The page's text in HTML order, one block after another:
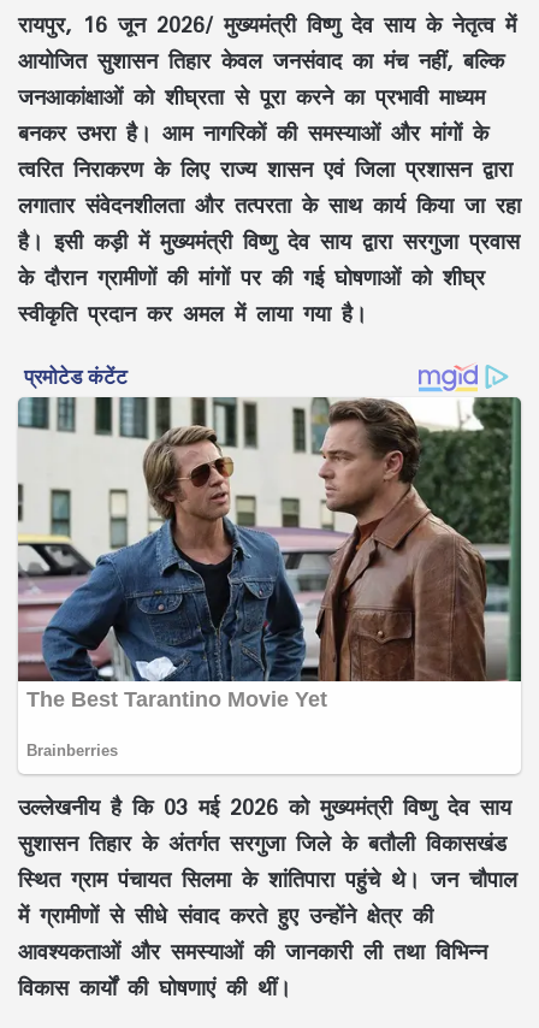
रायपुर, 16 जून 2026/ मुख्यमंत्रीविष्णु देव सायके नेतृत्व में
आयोजितसुशासन तिहारकेवल जनसंवाद का मंच नहीं, बल्कि
जनआकांक्षाओं को शीघ्रता से पूरा करने का प्रभावी माध्यम
बनकर उभरा है। आम नागरिकों की समस्याओं और मांगों के
त्वरित निराकरण के लिए राज्य शासन एवं जिला प्रशासन द्वारा
लगातार संवेदनशीलता और तत्परता के साथ कार्य किया जा रहा
है। इसी कड़ी में मुख्यमंत्रीविष्णु देव सायद्वारा सरगुजा प्रवास
के दौरान ग्रामीणों की मांगों पर की गई घोषणाओं को शीघ्र
स्वीकृति प्रदान कर अमल में लाया गया है।
उल्लेखनीय है कि 03 मई 2026 को मुख्यमंत्रीविष्णु देव साय
सुशासन तिहार के अंतर्गत सरगुजा जिले के बतौली विकासखंड
स्थित ग्राम पंचायत सिलमा के शांतिपारा पहुंचे थे। जन चौपाल
में ग्रामीणों से सीधे संवाद करते हुए उन्होंने क्षेत्र की
आवश्यकताओं और समस्याओं की जानकारी ली तथा विभिन्न
विकास कार्यों की घोषणाएं की थीं।